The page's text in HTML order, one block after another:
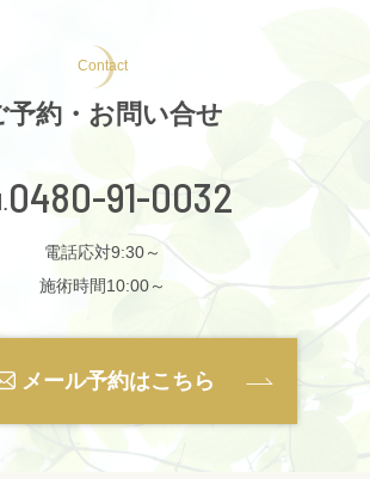
Contact
予約・お問い合せ
0480-91-0032
電話応対9:30～
施術時間10:00～
メール予約はこちら